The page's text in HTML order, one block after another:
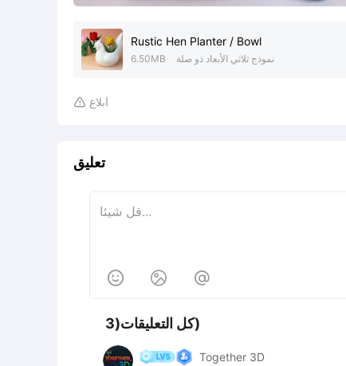
Rustic Hen Planter / Bowl
6.50MB نموذج ثلاثي الأبعاد ذو صلة
 ابلاغ
تعليق
  
كل التعليقات(3)
Together 3D